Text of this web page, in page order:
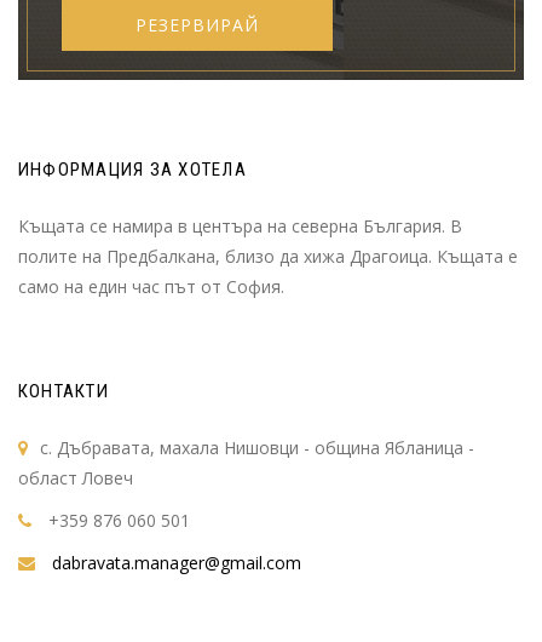
РЕЗЕРВИРАЙ
ИНФОРМАЦИЯ ЗА ХОТЕЛА
Къщата се намира в центъра на северна България. В
полите на Предбалкана, близо да хижа Драгоица. Къщата е
само на един час път от София.
КОНТАКТИ
с. Дъбравата, махала Нишовци - община Ябланица -
област Ловеч
+359 876 060 501
dabravata.manager@gmail.com